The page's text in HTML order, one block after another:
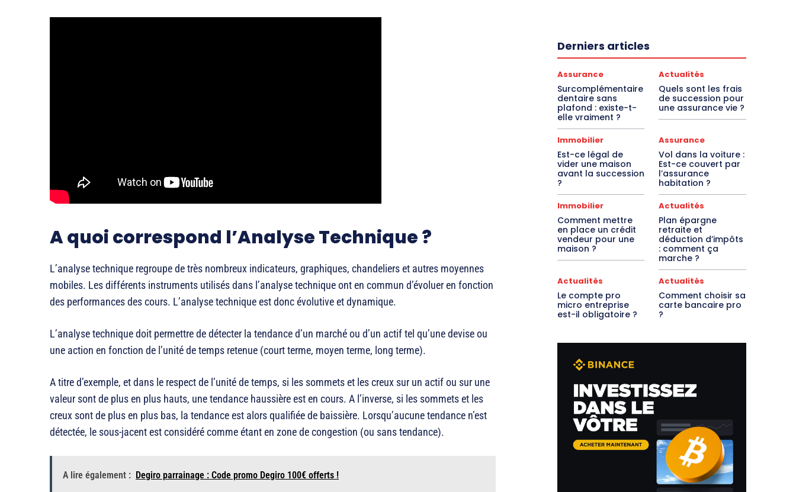
A quoi correspond l’Analyse Technique ?
L’analyse technique regroupe de très nombreux indicateurs, graphiques, chandeliers et autres moyennes
mobiles. Les différents instruments utilisés dans l’analyse technique ont en commun d’évoluer en fonction
des performances des cours. L’analyse technique est donc évolutive et dynamique.
L’analyse technique doit permettre de détecter la tendance d’un marché ou d’un actif tel qu’une devise ou
une action en fonction de l’unité de temps retenue (court terme, moyen terme, long terme).
A titre d’exemple, et dans le respect de l’unité de temps, si les sommets et les creux sur un actif ou sur une
valeur sont de plus en plus hauts, une tendance haussière est en cours. A l’inverse, si les sommets et les
creux sont de plus en plus bas, la tendance est alors qualifiée de baissière. Lorsqu’aucune tendance n’est
détectée, le sous-jacent est considéré comme étant en zone de congestion (ou sans tendance).
A lire également : Degiro parrainage : Code promo Degiro 100€ offerts !
Derniers articles
Assurance
Surcomplémentaire
dentaire sans
plafond : existe-t-
elle vraiment ?
Actualités
Quels sont les frais
de succession pour
une assurance vie ?
Immobilier
Est-ce légal de
vider une maison
avant la succession
?
Assurance
Vol dans la voiture :
Est-ce couvert par
l’assurance
habitation ?
Immobilier
Comment mettre
en place un crédit
vendeur pour une
maison ?
Actualités
Plan épargne
retraite et
déduction d’impôts
: comment ça
marche ?
Actualités
Le compte pro
micro entreprise
est-il obligatoire ?
Actualités
Comment choisir sa
carte bancaire pro
?